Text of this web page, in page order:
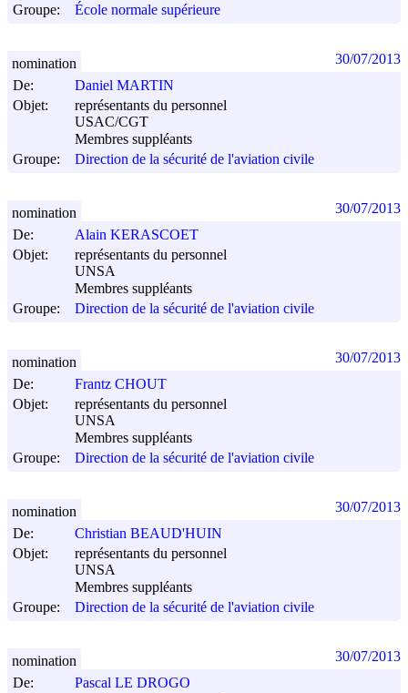
Groupe:
École normale supérieure
De:
Daniel MARTIN
Objet:
représentants du personnel
USAC/CGT
Membres suppléants
Groupe:
Direction de la sécurité de l'aviation civile
nomination 30/07/2013
De:
Alain KERASCOET
Objet:
représentants du personnel
UNSA
Membres suppléants
Groupe:
Direction de la sécurité de l'aviation civile
nomination 30/07/2013
De:
Frantz CHOUT
Objet:
représentants du personnel
UNSA
Membres suppléants
Groupe:
Direction de la sécurité de l'aviation civile
nomination 30/07/2013
De:
Christian BEAUD'HUIN
Objet:
représentants du personnel
UNSA
Membres suppléants
Groupe:
Direction de la sécurité de l'aviation civile
nomination 30/07/2013
De:
Pascal LE DROGO
nomination 30/07/2013